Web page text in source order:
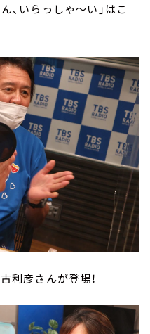
、いらっしゃ～い」はこ
利彦さんが登場！